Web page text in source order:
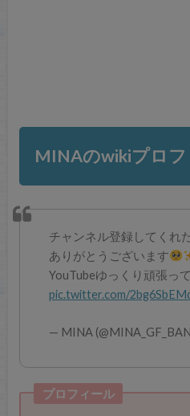
MINAのwikiプロフ
チャンネル登録してくれ
ありがとうございます
YouTubeゆっくり頑張っ
pic.twitter.com/
— MINA
プロフィール